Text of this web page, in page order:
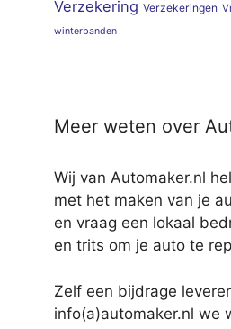
Verzekering Verzekeringen
winterbanden
Meer weten over
Wij van Automaker.nl
met het maken van je
en vraag een lokaal
en trits om je auto te
Zelf een bijdrage
info(a)automaker.nl we